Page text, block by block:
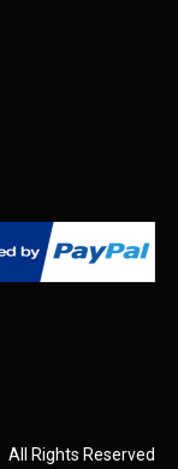
All Rights Reserved